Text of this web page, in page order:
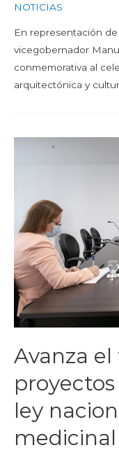
NOTICIAS
En representación
vicegobernador
conmemorativa al
arquitectónica y
Avanza
ley